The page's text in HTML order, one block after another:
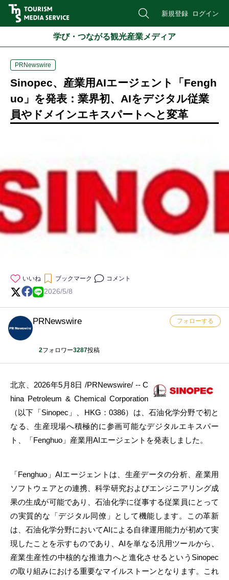
新規登録 ログイン
学び・つながる観光産業メディア
PRNewswire
Sinopec、産業用AIエージェント「Fengh
uo」を発表：業界初、AIをデジタル従業
員やドメインエキスパートへと変革
いいね ブックマーク コメント
2026/5/8
PRNewswire
2フォロワー3287投稿
フォローする
北京、2026年5月8日 /PRNewswire/ -- C
hina Petroleum & Chemical Corporation
（以下「Sinopec」、HKG：0386）は、石油化学分野で初と
なる、生産現場へ積極的に参画可能なデジタルエキスパー
ト、「Fenghuo」産業用AIエージェントを発表しました。
「Fenghuo」AIエージェントは、生産データの分析、産業用
ソフトウェアとの連携、科学研究およびエンジニアリング成
果の生成が可能であり、石油化学に従事する従業員にとって
の実質的な「デジタル同僚」として機能します。この革新
は、石油化学分野においてAIによる自律運用能力が初めて実
現したことを示すものであり、AIを単なる汎用ツールから、
産業生産性の中核的な推進力へと進化させるというSinopec
の取り組みにおける重要なマイルストーンとなります。これ